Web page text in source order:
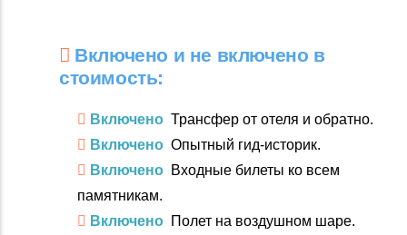
Включено и не включено в
стоимость:
Включено Трансфер от отеля и обратно.
Включено Опытный гид-историк.
Включено Входные билеты ко всем
памятникам.
Включено Полет на воздушном шаре.